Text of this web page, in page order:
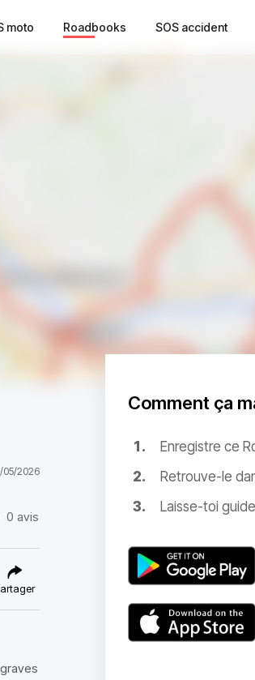
moto Roadbooks SOS accident
05/2026
0 avis
Comment ça
Enregistre ce
Retrouve-le
Laisse-toi